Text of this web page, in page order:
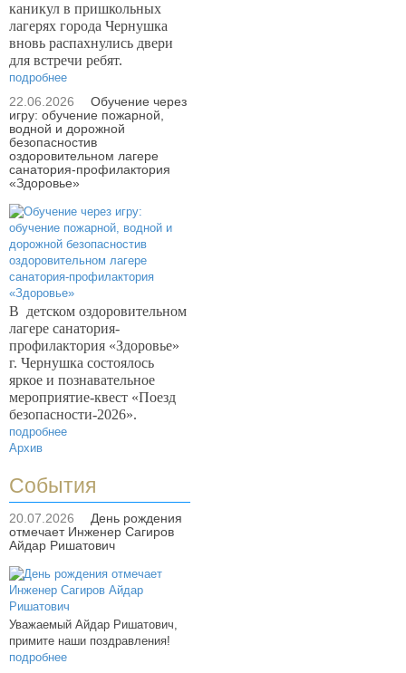
каникул в пришкольных
лагерях города Чернушка
вновь распахнулись двери
для встречи ребят.
подробнее
22.06.2026
Обучение через
игру: обучение пожарной,
водной и дорожной
безопасностив
оздоровительном лагере
санатория-профилактория
«Здоровье»
В детском оздоровительном
лагере санатория-
профилактория «Здоровье»
г. Чернушка состоялось
яркое и познавательное
мероприятие-квест «Поезд
безопасности-2026».
подробнее
Архив
События
20.07.2026
День рождения
отмечает Инженер Сагиров
Айдар Ришатович
Уважаемый Айдар Ришатович,
примите наши поздравления!
подробнее